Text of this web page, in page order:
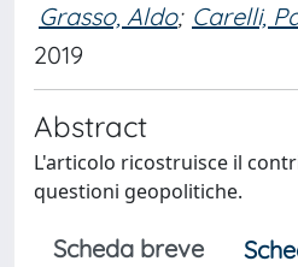
Grasso, Aldo; Carelli,
2019
Abstract
L'articolo ricostruisce il
questioni geopolitiche.
Scheda breve